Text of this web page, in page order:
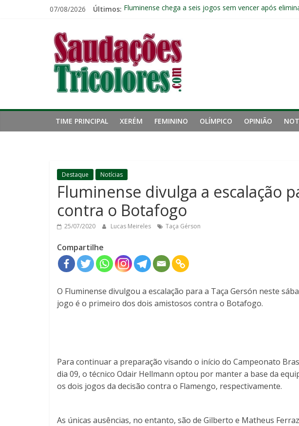
07/08/2026 Últimos: Fluminense chega a seis jogos sem vencer após
Eliminação para o Vasco amplia jejum do Fluminense
Reféns da própria inércia: A manutenção de Zubeldía
Saudações
Tricolores
TIME PRINCIPAL XERÉM FEMININO OLÍMPICO OPINIÃO
Destaque Notícias
Fluminense divulga a escalação
contra o Botafogo
25/07/2020 Lucas Meireles Taça Gérson
Compartilhe
O Fluminense divulgou a escalação para a Taça Gersón neste
jogo é o primeiro dos dois amistosos contra o Botafogo.
Para continuar a preparação visando o início do Campeonato
dia 09, o técnico Odair Hellmann optou por manter a base da
os dois jogos da decisão contra o Flamengo, respectivamente.
As únicas ausências, no entanto, são de Gilberto e Matheus